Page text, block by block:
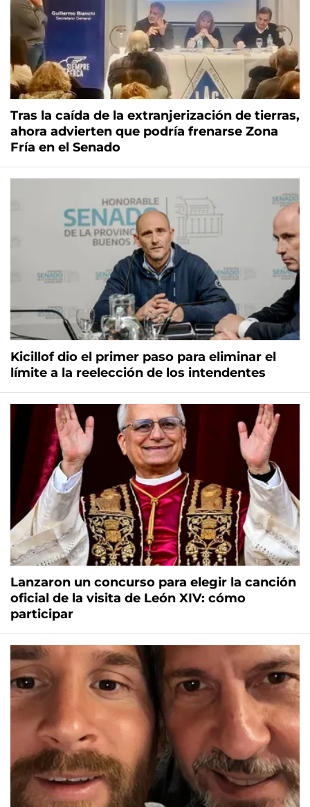
Tras la caída de la extranjerización de tierras,
ahora advierten que podría frenarse Zona
Fría en el Senado
Kicillof dio el primer paso para eliminar el
límite a la reelección de los intendentes
Lanzaron un concurso para elegir la canción
oficial de la visita de León XIV: cómo
participar